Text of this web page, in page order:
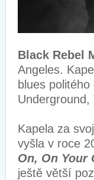
Black Rebel
Angeles.
blues
Kapela za
vyšla v roce
On, On Your
ještě větší